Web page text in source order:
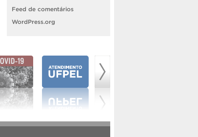
Feed de comentários
WordPress.org